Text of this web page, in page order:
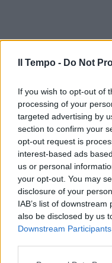
Il Tempo - Do Not
If you wish to opt-out of
processing of your
targeted advertising by
section to confirm your
opt-out request is
interest-based ads
us or personal
your opt-out. You may
disclosure of your
IAB’s list of
also be disclosed by us
Downstream Participants